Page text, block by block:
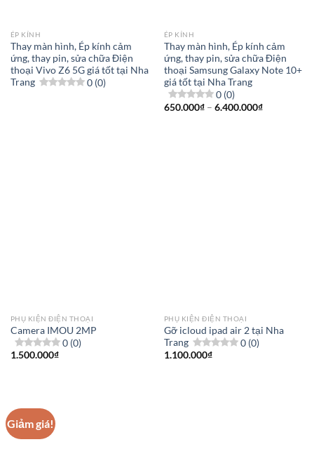
ÉP KÍNH
Thay màn hình, Ép kính cảm
ứng, thay pin, sửa chữa Điện
thoại Vivo Z6 5G giá tốt tại Nha
Trang
0 (0)
ÉP KÍNH
Thay màn hình, Ép kính cảm
ứng, thay pin, sửa chữa Điện
thoại Samsung Galaxy Note 10+
giá tốt tại Nha Trang
0 (0)
650.000₫ – 6.400.000₫Khoảng
PHỤ KIỆN ĐIỆN THOẠI
Camera IMOU 2MP
0 (0)
1.500.000₫
PHỤ KIỆN ĐIỆN THOẠI
Gỡ icloud ipad air 2 tại Nha
Trang
0 (0)
1.100.000₫
Giảm giá!